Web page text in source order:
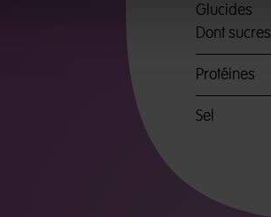
Glucides
Dont sucres
Protéines
Sel